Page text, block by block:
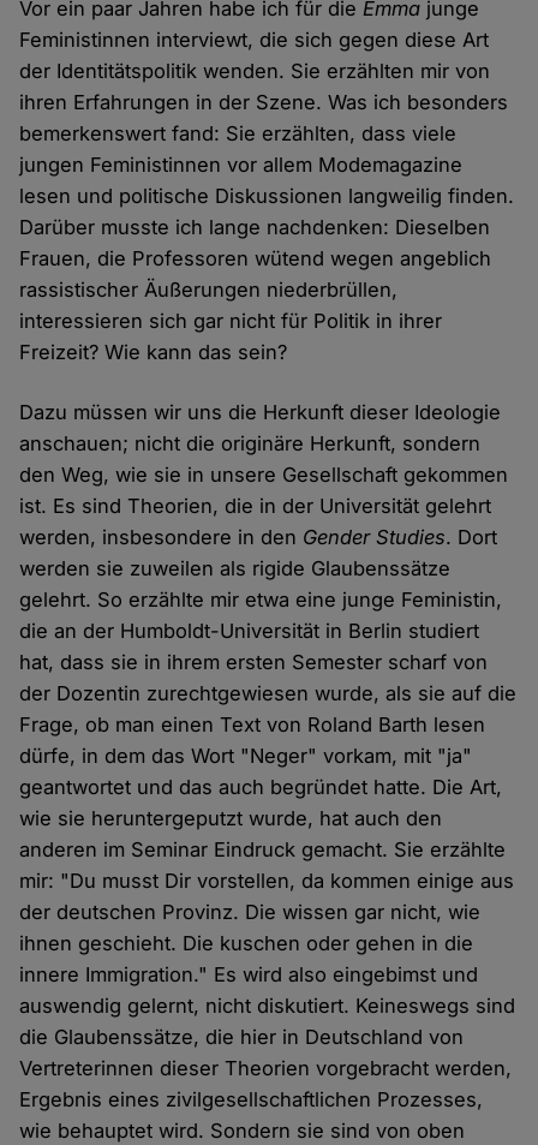
Vor ein paar Jahren habe ich für dieEmma junge
Feministinnen interviewt, die sich gegen diese Art
der Identitätspolitik wenden. Sie erzählten mir von
ihren Erfahrungen in der Szene. Was ich besonders
bemerkenswert fand: Sie erzählten, dass viele
jungen Feministinnen vor allem Modemagazine
lesen und politische Diskussionen langweilig finden.
Darüber musste ich lange nachdenken: Dieselben
Frauen, die Professoren wütend wegen angeblich
rassistischer Äußerungen niederbrüllen,
interessieren sich gar nicht für Politik in ihrer
Freizeit? Wie kann das sein?
Dazu müssen wir uns die Herkunft dieser Ideologie
anschauen; nicht die originäre Herkunft, sondern
den Weg, wie sie in unsere Gesellschaft gekommen
ist. Es sind Theorien, die in der Universität gelehrt
werden, insbesondere in den Gender Studies. Dort
werden sie zuweilen als rigide Glaubenssätze
gelehrt. So erzählte mir etwa eine junge Feministin,
die an der Humboldt-Universität in Berlin studiert
hat, dass sie in ihrem ersten Semester scharf von
der Dozentin zurechtgewiesen wurde, als sie auf die
Frage, ob man einen Text von Roland Barth lesen
dürfe, in dem das Wort "Neger" vorkam, mit "ja"
geantwortet und das auch begründet hatte. Die Art,
wie sie heruntergeputzt wurde, hat auch den
anderen im Seminar Eindruck gemacht. Sie erzählte
mir: "Du musst Dir vorstellen, da kommen einige aus
der deutschen Provinz. Die wissen gar nicht, wie
ihnen geschieht. Die kuschen oder gehen in die
innere Immigration." Es wird also eingebimst und
auswendig gelernt, nicht diskutiert. Keineswegs sind
die Glaubenssätze, die hier in Deutschland von
Vertreterinnen dieser Theorien vorgebracht werden,
Ergebnis eines zivilgesellschaftlichen Prozesses,
wie behauptet wird. Sondern sie sind von oben